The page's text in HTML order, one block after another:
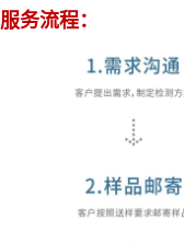
服务流程：